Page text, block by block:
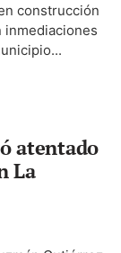
construcción
inmediaciones
atentado
La